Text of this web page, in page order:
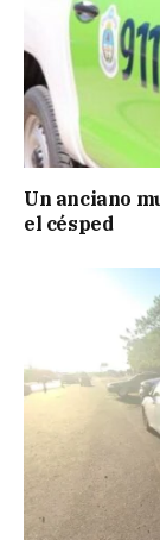
Un anciano
el césped